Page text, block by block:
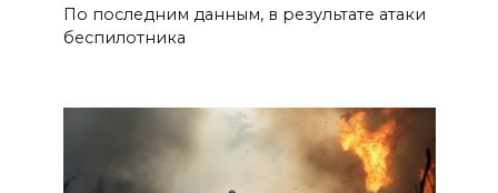
По последним данным, в результате атаки
беспилотника